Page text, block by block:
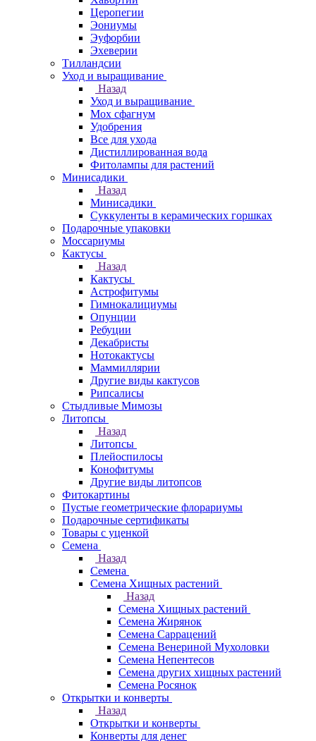
Церопегии
Эониумы
Эуфорбии
Эхеверии
Тилландсии
Уход и выращивание
Назад
Уход и выращивание
Мох сфагнум
Удобрения
Все для ухода
Дистиллированная вода
Фитолампы для растений
Минисадики
Назад
Минисадики
Суккуленты в керамических горшках
Подарочные упаковки
Моссариумы
Кактусы
Назад
Кактусы
Астрофитумы
Гимнокалициумы
Опунции
Ребуции
Декабристы
Нотокактусы
Маммиллярии
Другие виды кактусов
Рипсалисы
Стыдливые Мимозы
Литопсы
Назад
Литопсы
Плейоспилосы
Конофитумы
Другие виды литопсов
Фитокартины
Пустые геометрические флорариумы
Подарочные сертификаты
Товары с уценкой
Семена
Назад
Семена
Семена Хищных растений
Назад
Семена Хищных растений
Семена Жирянок
Семена Саррацений
Семена Венериной Мухоловки
Семена Непентесов
Семена других хищных растений
Семена Росянок
Открытки и конверты
Назад
Открытки и конверты
Конверты для денег